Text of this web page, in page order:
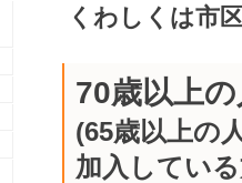
くわしくは市
70歳以上
(65歳以上の
加入してい